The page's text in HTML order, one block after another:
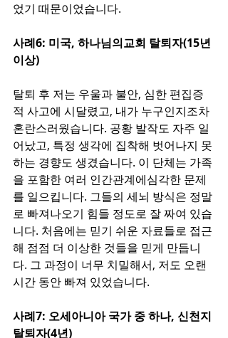
었기 때문이었습니다.
사례6: 미국, 하나님의교회 탈퇴자(15년
이상)
탈퇴 후 저는 우울과 불안, 심한 편집증
적 사고에 시달렸고, 내가 누구인지조차
혼란스러웠습니다. 공황 발작도 자주 일
어났고, 특정 생각에 집착해 벗어나지 못
하는 경향도 생겼습니다. 이 단체는 가족
을 포함한 여러 인간관계에심각한 문제
를 일으킵니다. 그들의 세뇌 방식은 정말
로 빠져나오기 힘들 정도로 잘 짜여 있습
니다. 처음에는 믿기 쉬운 자료들로 접근
해 점점 더 이상한 것들을 믿게 만듭니
다. 그 과정이 너무 치밀해서, 저도 오랜
시간 동안 빠져 있었습니다.
사례7: 오세아니아 국가 중 하나, 신천지
탈퇴자(4년)